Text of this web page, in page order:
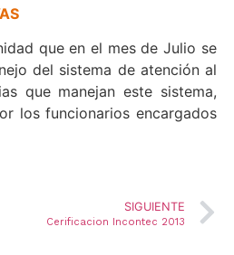
que en el mes de Julio se
del sistema de atención al
que manejan este sistema,
los funcionarios encargados
SIGUIENTE
Cerificacion Incontec 2013